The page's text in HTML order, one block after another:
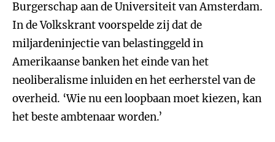
Burgerschap aan de Universiteit van Amsterdam.
In de Volkskrant voorspelde zij dat de
miljardeninjectie van belastinggeld in
Amerikaanse banken het einde van het
neoliberalisme inluiden en het eerherstel van de
overheid. ‘Wie nu een loopbaan moet kiezen, kan
het beste ambtenaar worden.’